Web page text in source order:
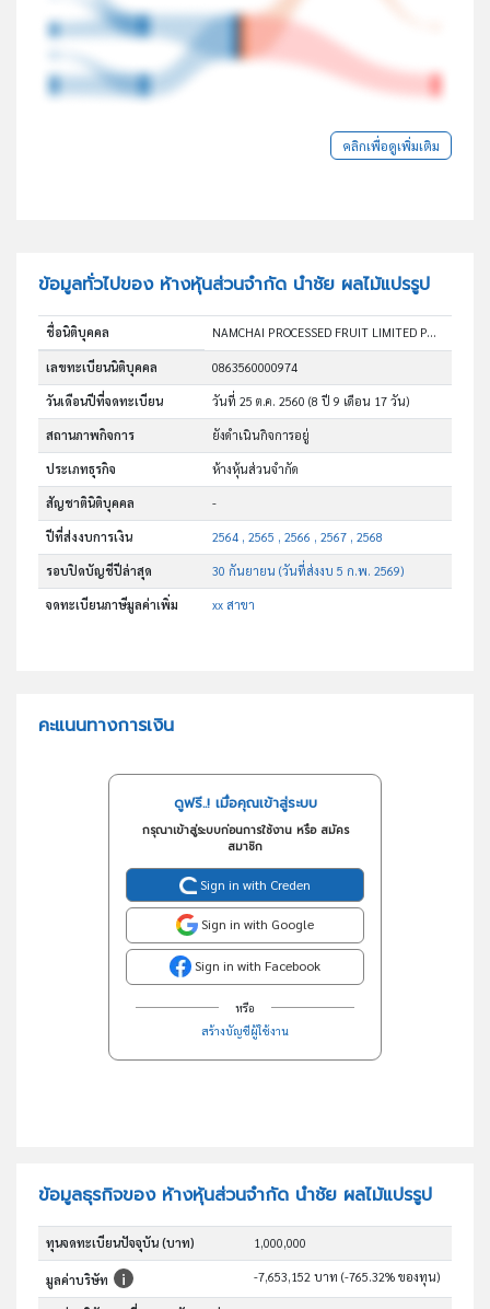
คลิกเพื่อดูเพิ่มเติม
ข้อมูลทั่วไปของ ห้างหุ้นส่วนจำกัด นำชัย ผลไม้แปรรูป
ชื่อนิติบุคคล NAMCHAI PROCESSED FRUIT LIMITED PARTNERSHIP
เลขทะเบียนนิติบุคคล 0863560000974
วันเดือนปีที่จดทะเบียน วันที่ 25 ต.ค. 2560(8 ปี 9 เดือน 17 วัน)
สถานภาพกิจการ ยังดำเนินกิจการอยู่
ประเภทธุรกิจ ห้างหุ้นส่วนจำกัด
สัญชาตินิติบุคคล -
ปีที่ส่งงบการเงิน 2564 , 2565 , 2566 , 2567 , 2568
รอบปิดบัญชีปีล่าสุด 30 กันยายน (วันที่ส่งงบ 5 ก.พ. 2569)
จดทะเบียนภาษีมูลค่าเพิ่ม xx สาขา
คะแนนทางการเงิน
ดูฟรี..! เมื่อคุณเข้าสู่ระบบ
กรุณาเข้าสู่ระบบก่อนการใช้งาน หรือ สมัคร
สมาชิก
Sign in with Creden
Sign in with Google
Sign in with Facebook
หรือ
สร้างบัญชีผู้ใช้งาน
ข้อมูลธุรกิจของ ห้างหุ้นส่วนจำกัด นำชัย ผลไม้แปรรูป
ทุนจดทะเบียนปัจจุบัน (บาท) 1,000,000
มูลค่าบริษัท -7,653,152 บาท (-765.32% ของทุน)